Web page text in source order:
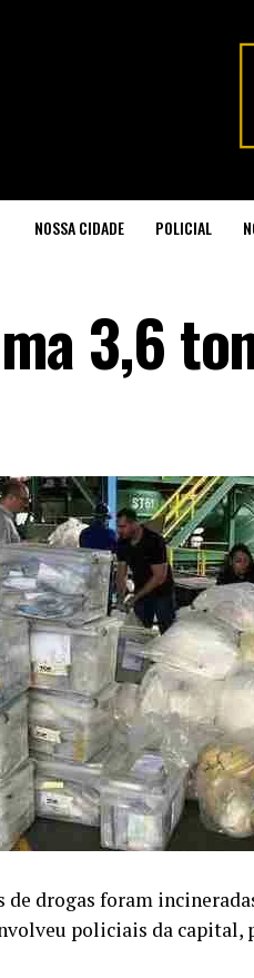
NOSSA CIDADE POLICIAL
3,6
de drogas foram
policiais da capital,